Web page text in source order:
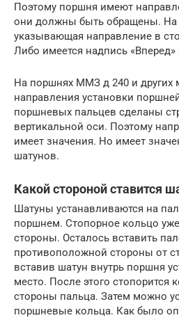
Поэтому поршня имеют
они должны быть обращены. На
указывающая направление в
Либо имеется надпись «Вперед»
На поршнях ММЗ д 240 и других
направления установки
поршневых пальцев сделаны
вертикальной оси. Поэтому
имеет значения. Но имеет
шатунов.
Какой стороной ставится
Шатуны устанавливаются на
поршнем. Стопорное кольцо
стороны. Осталось вставить
противоположной стороны от
вставив шатун внутрь поршня
место. После этого стопорится
стороны пальца. Затем можно
поршневые кольца. Как было